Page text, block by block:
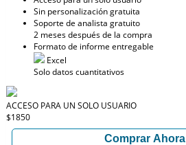
Sin personalización gratuita
Soporte de analista gratuito
2 meses después de la compra
Formato de informe entregable
Excel
Solo datos cuantitativos
ACCESO PARA UN SOLO USUARIO
$1850
Comprar Ahora